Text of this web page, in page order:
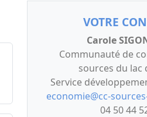
VOTRE
Carole
Communauté de
sources du lac
Service
economie@cc-
04 50 44